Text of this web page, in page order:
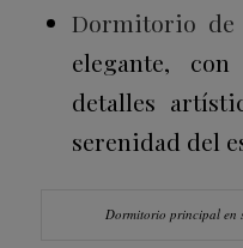
Dormitorio de
elegante,
detalles
serenidad del
Dormitorio principal en